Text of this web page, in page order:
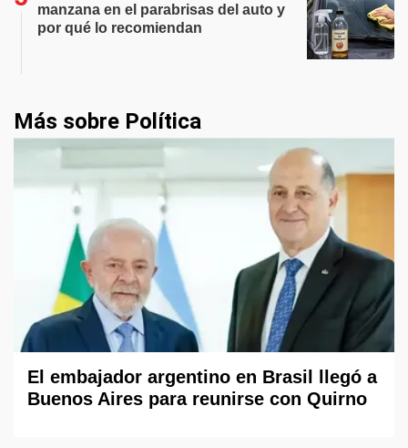
manzana en el parabrisas del auto y
por qué lo recomiendan
Más sobre Política
El embajador argentino en Brasil llegó a
Buenos Aires para reunirse con Quirno